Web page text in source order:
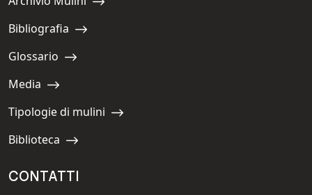
Navigate to:
Navigate to:
Bibliografia
Navigate to:
Glossario
Navigate to:
Media
Navigate to:
Tipologie di mulini
Navigate to:
Biblioteca
CONTATTI